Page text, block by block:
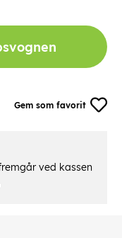
Gem som favorit
ved kassen